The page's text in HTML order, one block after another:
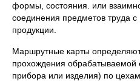
формы, состояния. или
соединения предметов труда
продукции.
Маршрутные карты
прохождения обрабатываемой
прибора или изделия) по